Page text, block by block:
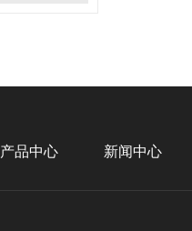
产品中心 新闻中心